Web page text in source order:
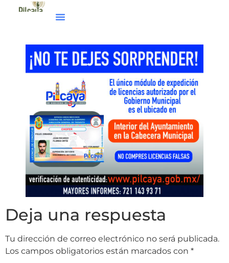
Deja una respuesta
Tu dirección de correo electrónico no será publicada.
Los campos obligatorios están marcados con *